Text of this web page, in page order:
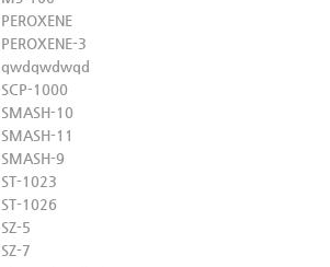
PEROXENE
PEROXENE-3
qwdqwdwqd
SCP-1000
SMASH-10
SMASH-11
SMASH-9
ST-1023
ST-1026
SZ-5
SZ-7